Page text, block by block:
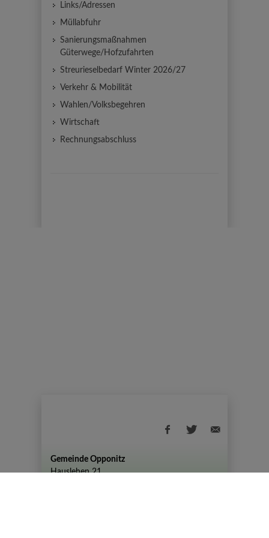
Links/Adressen
Müllabfuhr
Sanierungsmaßnahmen
Güterwege/Hofzufahrten
Streurieselbedarf Winter 2026/27
Verkehr & Mobilität
Wahlen/Volksbegehren
Wirtschaft
Rechnungsabschluss
Gemeinde Opponitz
Hauslehen 21